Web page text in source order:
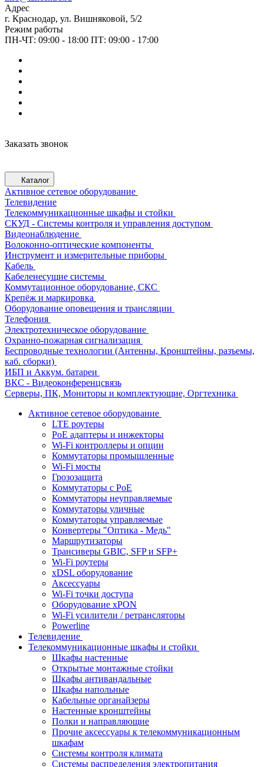
Адрес
г. Краснодар, ул. Вишняковой, 5/2
Режим работы
ПН-ЧТ: 09:00 - 18:00 ПТ: 09:00 - 17:00
Заказать звонок
Каталог
Активное сетевое оборудование
Телевидение
Телекоммуникационные шкафы и стойки
СКУД - Системы контроля и управления доступом
Видеонаблюдение
Волоконно-оптические компоненты
Инструмент и измерительные приборы
Кабель
Кабеленесущие системы
Коммутационное оборудование, СКС
Крепёж и маркировка
Оборудование оповещения и трансляции
Телефония
Электротехническое оборудование
Охранно-пожарная сигнализация
Беспроводные технологии (Антенны, Кронштейны, разъемы,
каб. сборки)
ИБП и Аккум. батареи
ВКС - Видеоконференцсвязь
Серверы, ПК, Мониторы и комплектующие, Оргтехника
Активное сетевое оборудование
LTE роутеры
PoE адаптеры и инжекторы
Wi-Fi контроллеры и опции
Коммутаторы промышленные
Wi-Fi мосты
Грозозащита
Коммутаторы c PoE
Коммутаторы неуправляемые
Коммутаторы уличные
Коммутаторы управляемые
Конвертеры "Оптика - Медь"
Маршрутизаторы
Трансиверы GBIC, SFP и SFP+
Wi-Fi роутеры
xDSL оборудование
Аксессуары
Wi-Fi точки доступа
Оборудование хPON
Wi-Fi усилители / ретрансляторы
Powerline
Телевидение
Телекоммуникационные шкафы и стойки
Шкафы настенные
Открытые монтажные стойки
Шкафы антивандальные
Шкафы напольные
Кабельные органайзеры
Настенные кронштейны
Полки и направляющие
Прочие аксессуары к телекоммуникационным
шкафам
Системы контроля климата
Системы распределения электропитания